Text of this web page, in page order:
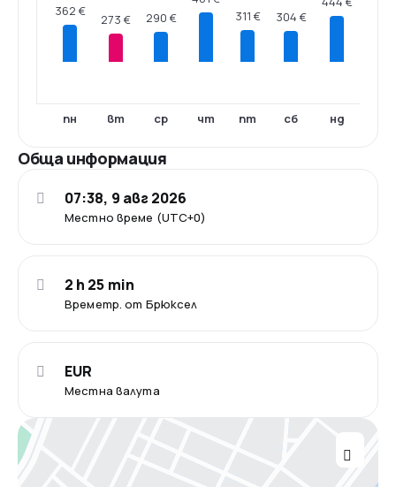
362 €
пн
273 €
вт
290 €
ср чт
311 €
пт
304 €
сб нд
Обща информация
Местно време (UTC+0)
07:38, 9 авг 2026
Времетр. от Брюксел
2 h 25 min
Местна валута
EUR